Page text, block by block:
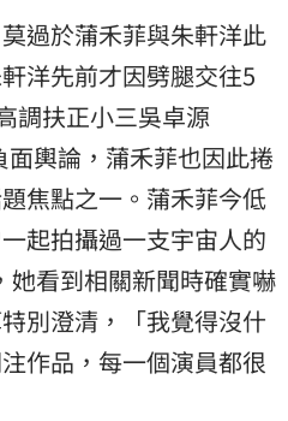
過於蒲禾菲與朱軒洋此
洋先前才因劈腿交往5
調扶正小三吳卓源
面輿論，蒲禾菲也因此捲
焦點之一。蒲禾菲今低
起拍攝過一支宇宙人的
她看到相關新聞時確實嚇
別澄清，「我覺得沒什
作品，每一個演員都很